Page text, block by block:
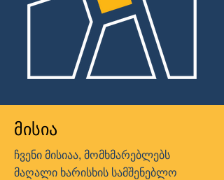
მისია
ჩვენი მისიაა, მომხმარებლებს
მაღალი ხარისხის სამშენებლო